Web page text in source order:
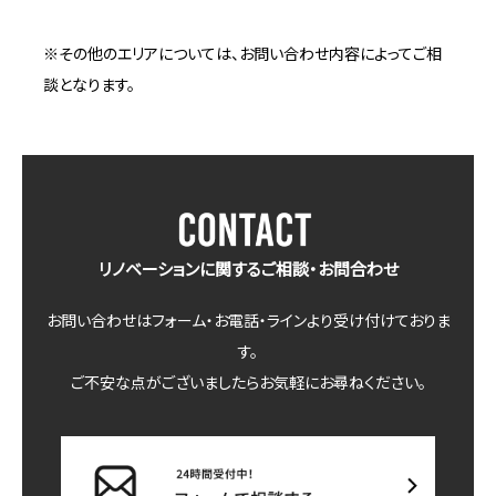
※その他のエリアについては、お問い合わせ内容によってご相
談となります。
リノベーションに関するご相談・お問合わせ
お問い合わせはフォーム・お電話・ラインより受け付けておりま
す。
ご不安な点がございましたらお気軽にお尋ねください。